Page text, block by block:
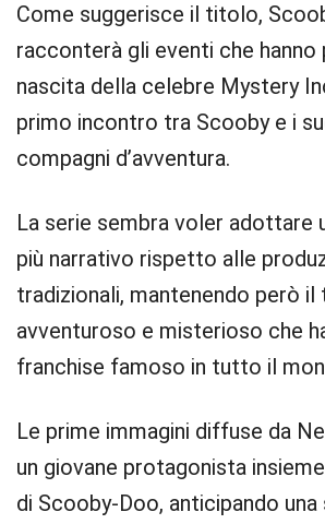
Come suggerisce il titolo,
racconterà gli eventi che
nascita della celebre Mystery
primo incontro tra Scooby e i
compagni d’avventura.
La serie sembra voler adottare
più narrativo rispetto alle
tradizionali, mantenendo però il
avventuroso e misterioso che
franchise famoso in tutto il
Le prime immagini diffuse da
un giovane protagonista
di Scooby-Doo, anticipando